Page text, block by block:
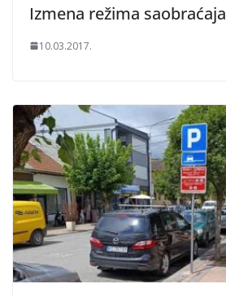
Izmena režima saobraćaja
10.03.2017.